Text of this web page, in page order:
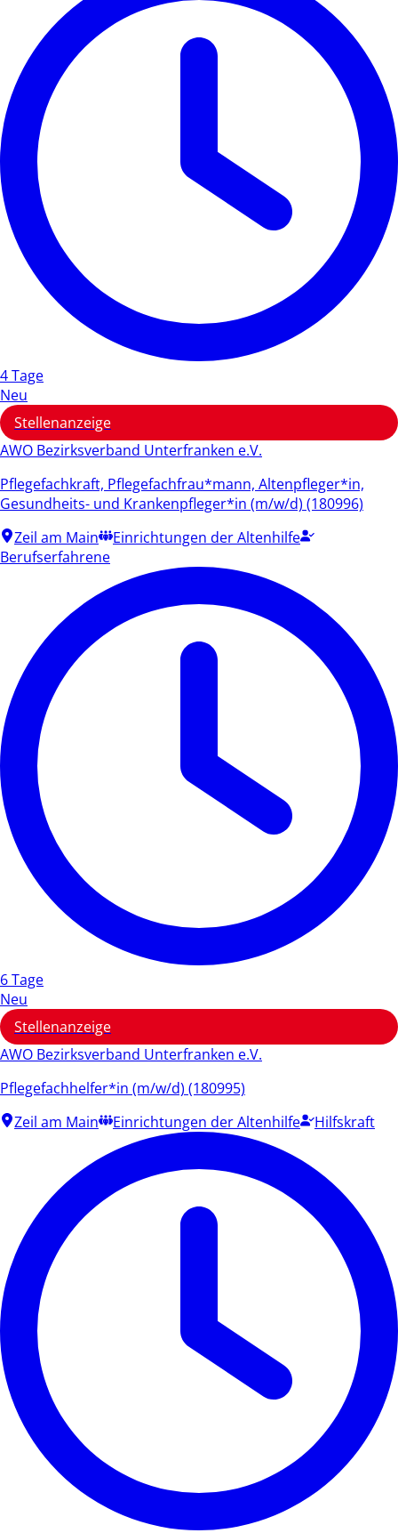
4 Tage
Neu
Stellenanzeige
AWO Bezirksverband Unterfranken e.V.
Pflegefachkraft, Pflegefachfrau*mann, Altenpfleger*in,
Gesundheits- und Krankenpfleger*in (m/w/d) (180996)
Zeil am Main
Einrichtungen der Altenhilfe
Berufserfahrene
6 Tage
Neu
Stellenanzeige
AWO Bezirksverband Unterfranken e.V.
Pflegefachhelfer*in (m/w/d) (180995)
Zeil am Main
Einrichtungen der Altenhilfe Hilfskraft